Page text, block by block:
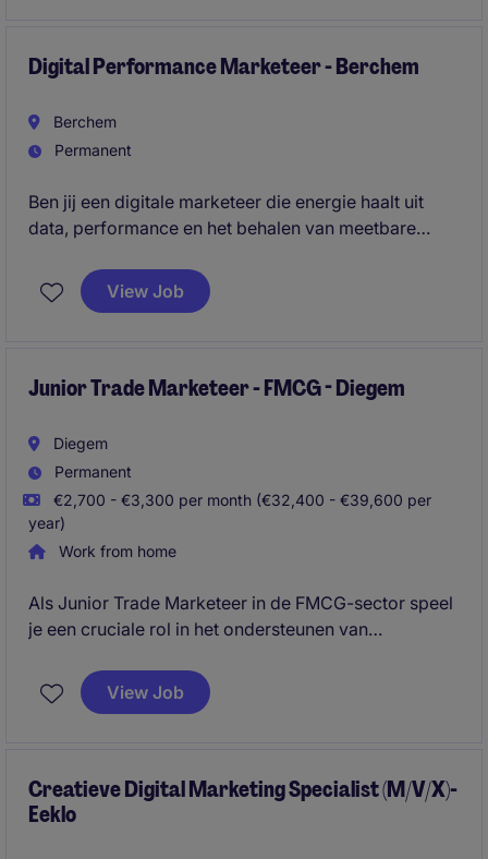
Digital Performance Marketeer - Berchem
Berchem
Permanent
Ben jij een digitale marketeer die energie haalt uit
data, performance en het behalen van meetbare
specialist die campagnes beheert van strategie tot
optimalisatie en als volwaardige sparringpartner
View Job
Junior Trade Marketeer - FMCG - Diegem
Diegem
Permanent
€2,700 - €3,300 per month (€32,400 - €39,600 per
year)
Work from home
Als Junior Trade Marketeer in de FMCG-sector speel
je een cruciale rol in het ondersteunen van
samen met het team in Diegem om projecten
succesvol uit te voeren.
View Job
Creatieve Digital Marketing Specialist (M/V/X)-
Eeklo